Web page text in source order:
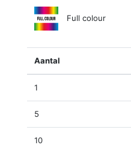
Full colour
Aantal
1
5
10